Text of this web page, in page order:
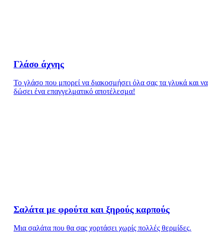
Γλάσο άχνης
Το γλάσο που μπορεί να διακοσμήσει όλα σας τα γλυκά και να
δώσει ένα επαγγελματικό αποτέλεσμα!
Σαλάτα με φρούτα και ξηρούς καρπούς
Μια σαλάτα που θα σας χορτάσει χωρίς πολλές θερμίδες.